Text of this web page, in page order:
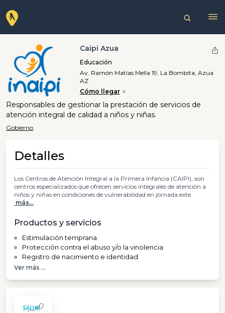
Caipi Azua
Educación
Av. Ramón Matías Mella 19, La Bombita, Azua
AZ
Cómo llegar
Responsables de gestionar la prestación de servicios de
atención integral de calidad a niños y niñas.
Gobierno
Detalles
Los Centros de Atención Integral a la Primera Infancia (CAIPI), son
centros especializados que ofrecen servicios integrales de atención a
niños y niñas en condiciones de vulnerabilidad en jornada exte
más...
Productos y servicios
Estimulación temprana
Protección contra el abuso y/o la vinolencia
Registro de nacimiento e identidad
Ver más ...